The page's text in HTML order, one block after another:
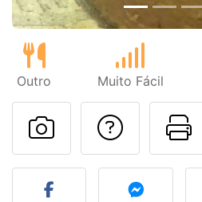
Outro Muito Fácil
Fez esta